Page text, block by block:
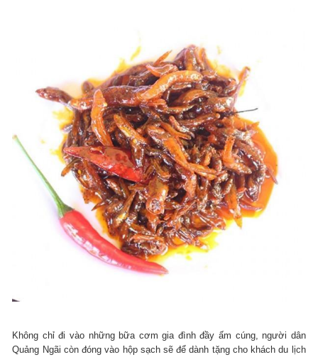
Không chỉ đi vào những bữa cơm gia đình đầy ấm cúng, người dân
Quảng Ngãi còn đóng vào hộp sạch sẽ để dành tặng cho khách du lịch